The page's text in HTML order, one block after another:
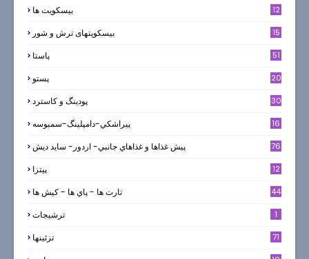
بیسکویت ها
12
بیسکویتهای ترش و شور 15
پاستا 51
پستو 20
پودینگ و کاسترد 30
پيراشكي-دامپلينگ-سمبوسه 16
پيش غذاها و غذاهاي جانبي- اردور- سايد ديش 76
پیتزا 12
تارت ها - پاي ها - كيش ها 44
ترشيجات 1
تزئینها 71